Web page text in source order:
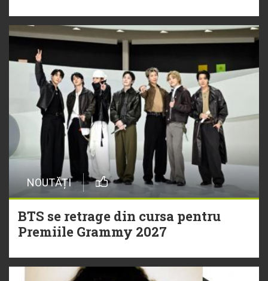
NOUTĂȚI
BTS se retrage din cursa pentru
Premiile Grammy 2027